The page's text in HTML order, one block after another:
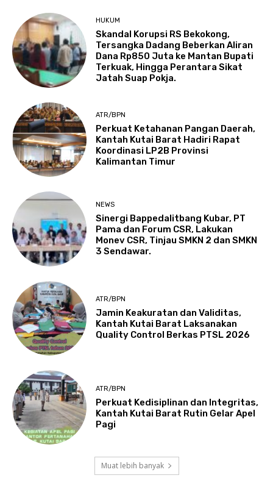
HUKUM
Skandal Korupsi RS Bekokong,
Tersangka Dadang Beberkan Aliran
Dana Rp850 Juta ke Mantan Bupati
Terkuak, Hingga Perantara Sikat
Jatah Suap Pokja.
ATR/BPN
Perkuat Ketahanan Pangan Daerah,
Kantah Kutai Barat Hadiri Rapat
Koordinasi LP2B Provinsi
Kalimantan Timur
NEWS
Sinergi Bappedalitbang Kubar, PT
Pama dan Forum CSR, Lakukan
Monev CSR, Tinjau SMKN 2 dan SMKN
3 Sendawar.
ATR/BPN
Jamin Keakuratan dan Validitas,
Kantah Kutai Barat Laksanakan
Quality Control Berkas PTSL 2026
ATR/BPN
Perkuat Kedisiplinan dan Integritas,
Kantah Kutai Barat Rutin Gelar Apel
Pagi
Muat lebih banyak